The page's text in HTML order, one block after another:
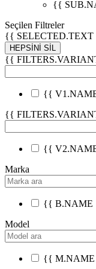
{{
Seçilen Filtreler
{{
HEPSİNİ SİL
{{
{{
{{
{{
Marka
{{
Model
{{